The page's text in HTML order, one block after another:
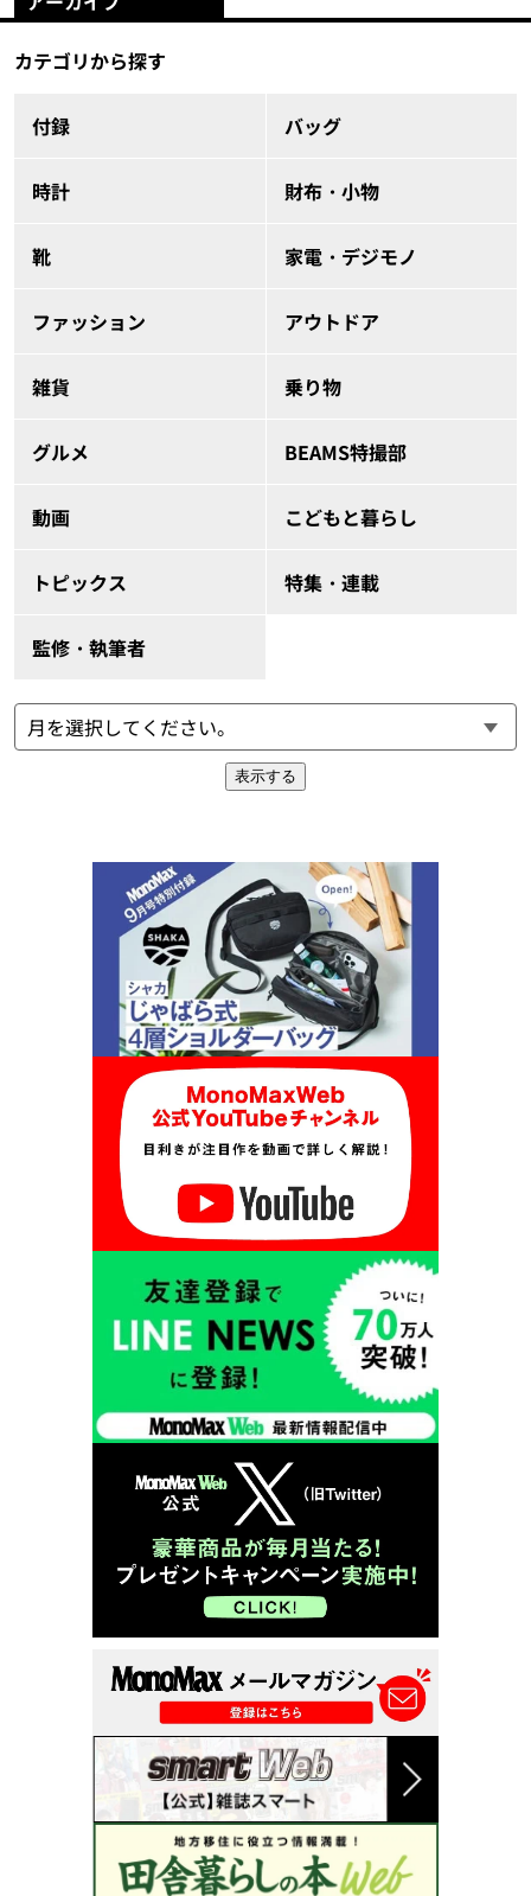
カテゴリから探す
付録 バッグ
時計 財布・小物
靴 家電・デジモノ
ファッション アウトドア
雑貨 乗り物
グルメ BEAMS特撮部
動画 こどもと暮らし
トピックス 特集・連載
監修・執筆者
表示する